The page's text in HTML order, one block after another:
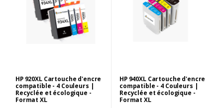
HP 920XL Cartouche d'encre
compatible - 4 Couleurs |
Recyclée et écologique -
Format XL
HP 940XL Cartouche d'encre
compatible - 4 Couleurs |
Recyclée et écologique -
Format XL